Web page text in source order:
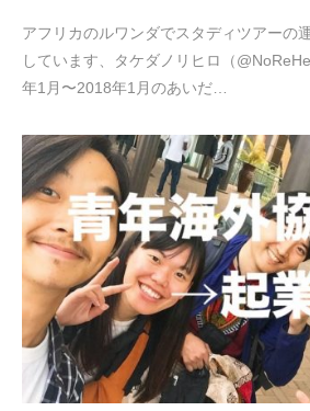
アフリカのルワンダでスタディツアーの
しています、タケダノリヒロ（
年1月〜2018年1月のあいだ…